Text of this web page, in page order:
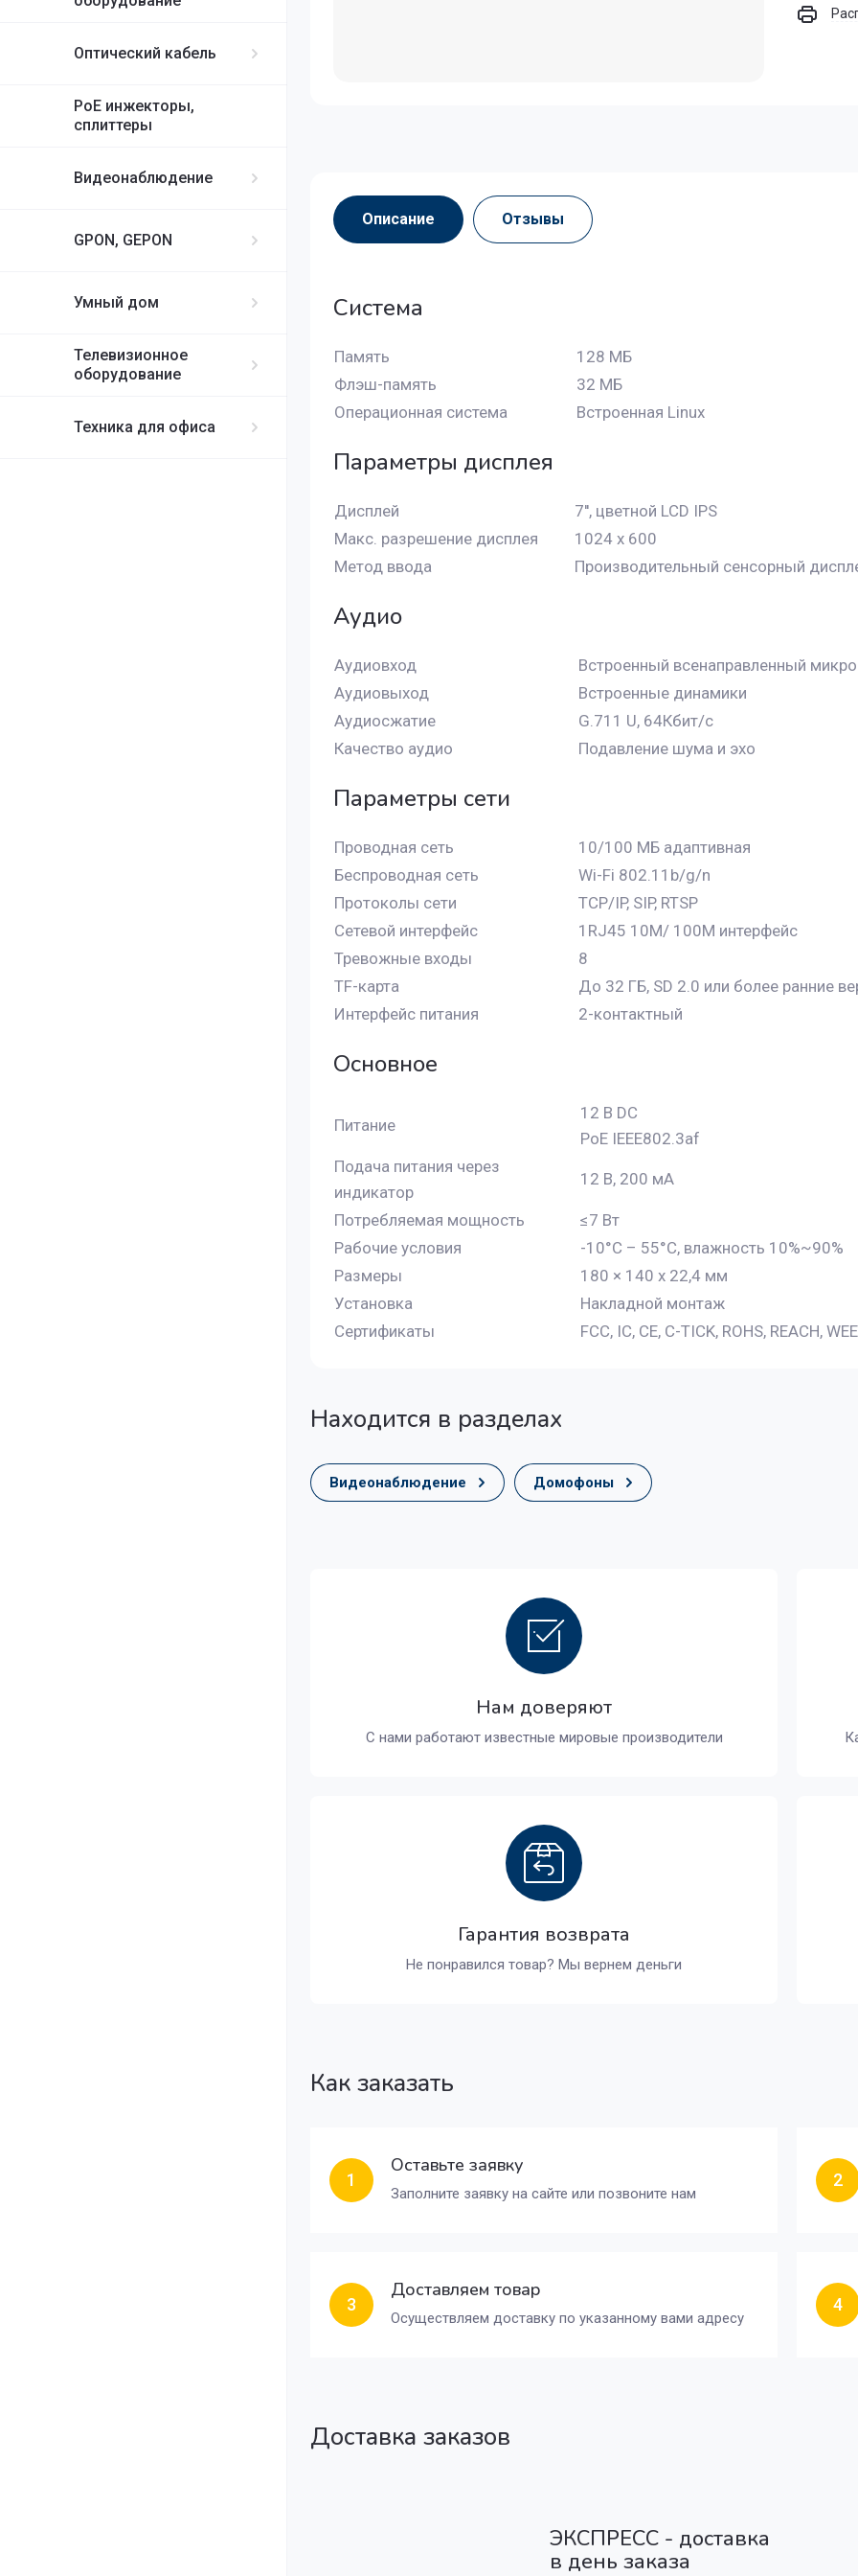
Оптический кабель
PoE инжекторы,
сплиттеры
Видеонаблюдение
GPON, GEPON
Умный дом
Телевизионное
оборудование
Техника для офиса
Описание Отзывы
Система
Память
128 МБ
Флэш-память
32 МБ
Операционная система
Встроенная Linux
Параметры дисплея
Дисплей
7′′, цветной LCD IPS
Макс. разрешение дисплея
1024 x 600
Метод ввода
Производительный сенсорный
Аудио
Аудиовход
Встроенный всенаправленный
Аудиовыход
Встроенные динамики
Аудиосжатие
G.711 U, 64Кбит/с
Качество аудио
Подавление шума и эхо
Параметры сети
Проводная сеть
10/100 МБ адаптивная
Беспроводная сеть
Wi-Fi 802.11b/g/n
Протоколы сети
TCP/IP, SIP, RTSP
Сетевой интерфейс
1RJ45 10M/ 100M интерфейс
Тревожные входы
8
TF-карта
До 32 ГБ, SD 2.0 или более ранние
Интерфейс питания
2-контактный
Основное
Питание
12 В DC
PoE IEEE802.3af
Подача питания через
индикатор
12 В, 200 мА
Потребляемая мощность
≤7 Вт
Рабочие условия
-10°C – 55°C, влажность 10%~90%
Размеры
180 × 140 x 22,4 мм
Установка
Накладной монтаж
Сертификаты
FCC, IC, CE, C-TICK, ROHS, REACH,
Находится в разделах
Видеонаблюдение Домофоны
Нам доверяют
С нами работают известные мировые производители
Гарантия возврата
Не понравился товар? Мы вернем деньги
Как заказать
1
Оставьте заявку
Заполните заявку на сайте или позвоните нам
2
3
Доставляем товар
Осуществляем доставку по указанному вами адресу
4
Доставка заказов
ЭКСПРЕСС - доставка
в день заказа